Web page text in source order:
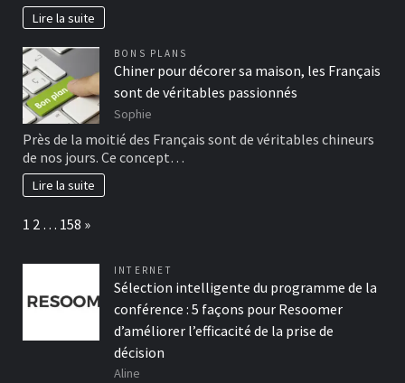
Lire la suite
BONS PLANS
Chiner pour décorer sa maison, les Français
sont de véritables passionnés
Sophie
Près de la moitié des Français sont de véritables chineurs
de nos jours. Ce concept…
Lire la suite
Page:
1 2 … 158 Next
»
INTERNET
Sélection intelligente du programme de la
conférence : 5 façons pour Resoomer
d’améliorer l’efficacité de la prise de
décision
Aline